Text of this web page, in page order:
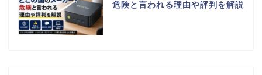
危険と言われる理由や評判を解説